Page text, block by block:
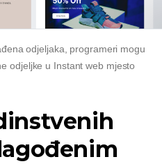
odjeljaka, programeri mogu
odjeljke u Instant web mjesto